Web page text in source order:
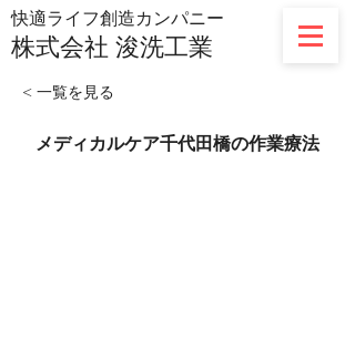
​快適ライフ創造カンパニー
株式会社 浚洗工業
< 一覧を見る
メディカルケア千代田橋の作業療法